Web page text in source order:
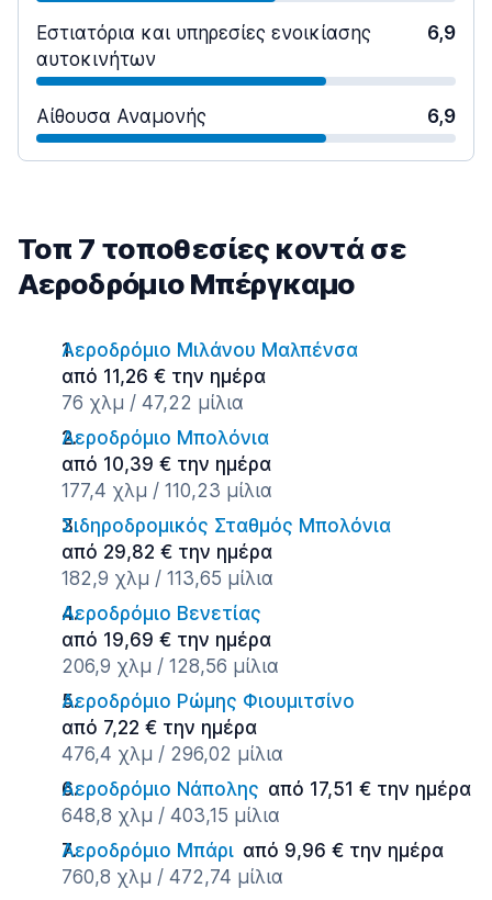
Εστιατόρια και υπηρεσίες ενοικίασης
αυτοκινήτων
6,9
Αίθουσα Αναμονής 6,9
Τοπ 7 τοποθεσίες κοντά σε
Αεροδρόμιο Μπέργκαμο
Αεροδρόμιο Μιλάνου Μαλπένσα
από 11,26 € την ημέρα
76 χλμ / 47,22 μίλια
Αεροδρόμιο Μπολόνια
από 10,39 € την ημέρα
177,4 χλμ / 110,23 μίλια
Σιδηροδρομικός Σταθμός Μπολόνια
από 29,82 € την ημέρα
182,9 χλμ / 113,65 μίλια
Αεροδρόμιο Βενετίας
από 19,69 € την ημέρα
206,9 χλμ / 128,56 μίλια
Αεροδρόμιο Ρώμης Φιουμιτσίνο
από 7,22 € την ημέρα
476,4 χλμ / 296,02 μίλια
Αεροδρόμιο Νάπολης από 17,51 € την ημέρα
648,8 χλμ / 403,15 μίλια
Αεροδρόμιο Μπάρι από 9,96 € την ημέρα
760,8 χλμ / 472,74 μίλια